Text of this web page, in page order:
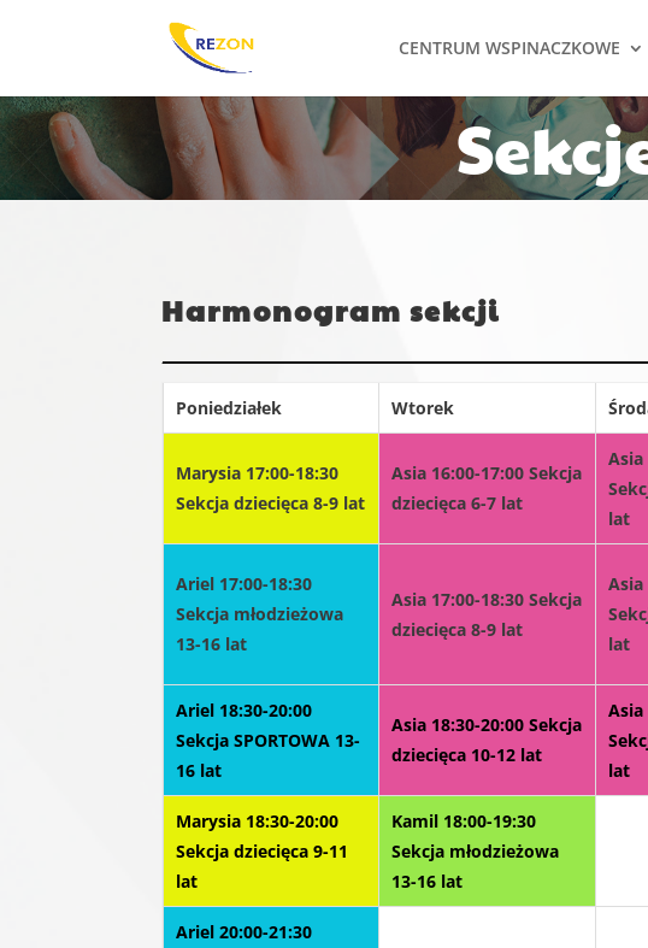
CENTRUM WSPINACZKOWE
Harmonogram sekcji
Poniedziałek Wtorek
Marysia 17:00-18:30
Sekcja dziecięca 8-9 lat
Asia 16:00-17:00 Sekcja
dziecięca 6-7 lat
Asia
lat
Ariel 17:00-18:30
Sekcja młodzieżowa
13-16 lat
Asia 17:00-18:30 Sekcja
dziecięca 8-9 lat
Asia
lat
Ariel 18:30-20:00
Sekcja SPORTOWA 13-
16 lat
Asia 18:30-20:00 Sekcja
dziecięca 10-12 lat
Asia
lat
Marysia 18:30-20:00
Sekcja dziecięca 9-11
lat
Kamil 18:00-19:30
Sekcja młodzieżowa
13-16 lat
Ariel 20:00-21:30